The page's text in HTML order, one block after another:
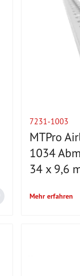
7231-1003
MTPro
1034
34 x 9,6
Mehr erfahren